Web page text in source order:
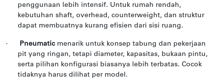
penggunaan lebih intensif. Untuk rumah rendah,
kebutuhan shaft, overhead, counterweight, dan struktur
dapat membuatnya kurang efisien dari sisi ruang.
· Pneumatic menarik untuk konsep tabung dan pekerjaan
pit yang ringan, tetapi diameter, kapasitas, bukaan pintu,
serta pilihan konfigurasi biasanya lebih terbatas. Cocok
tidaknya harus dilihat per model.